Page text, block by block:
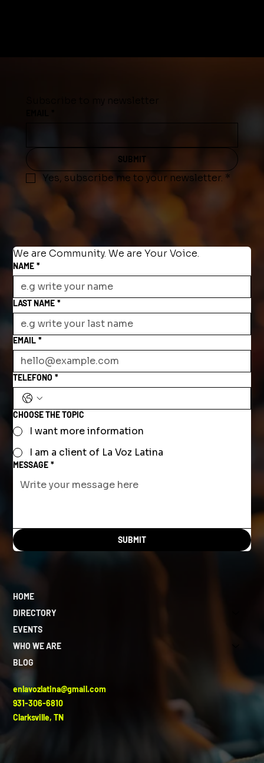
Subscribe to my newsletter
SUBMIT
Yes, subscribe me to your newsletter. *
We are Community. We are Your Voice.
NAME *
LAST NAME *
EMAIL *
TELEFONO *
CHOOSE THE TOPIC
I want more information
I am a client of La Voz Latina
MESSAGE *
SUBMIT
HOME
DIRECTORY
EVENTS
WHO WE ARE
BLOG
enlavozlatina@gmail.com
931-306-6810
Clarksville, TN